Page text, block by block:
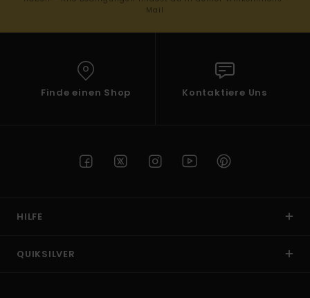
Mail
Finde einen Shop Kontaktiere Uns
HILFE
QUIKSILVER